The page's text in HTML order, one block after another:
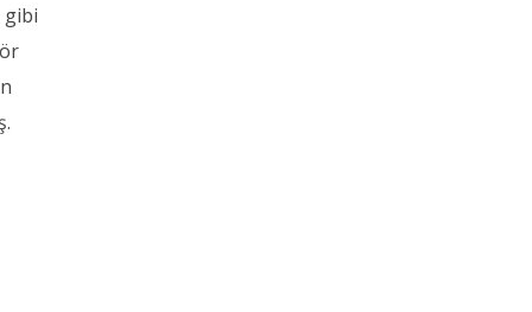
gibi